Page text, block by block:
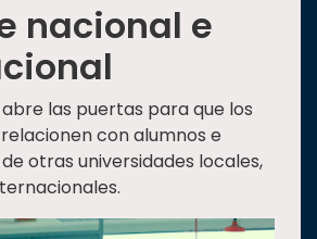
nacional e
abre las puertas para que los
con alumnos e
otras universidades locales,